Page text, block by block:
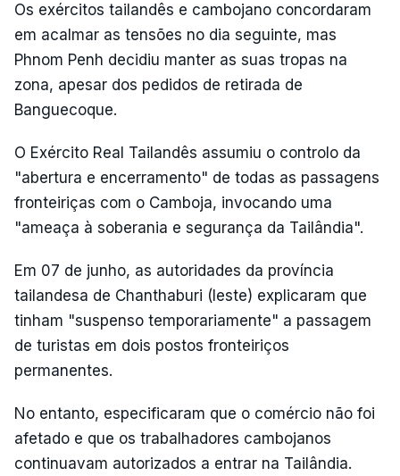
Os exércitos tailandês e cambojano concordaram
em acalmar as tensões no dia seguinte, mas
Phnom Penh decidiu manter as suas tropas na
zona, apesar dos pedidos de retirada de
Banguecoque.
O Exército Real Tailandês assumiu o controlo da
"abertura e encerramento" de todas as passagens
fronteiriças com o Camboja, invocando uma
"ameaça à soberania e segurança da Tailândia".
Em 07 de junho, as autoridades da província
tailandesa de Chanthaburi (leste) explicaram que
tinham "suspenso temporariamente" a passagem
de turistas em dois postos fronteiriços
permanentes.
No entanto, especificaram que o comércio não foi
afetado e que os trabalhadores cambojanos
continuavam autorizados a entrar na Tailândia.